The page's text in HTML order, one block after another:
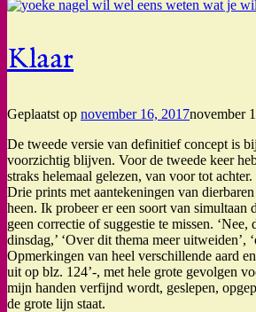
Klaar
Geplaatst op november 16, 2017november
De tweede versie van definitief concept is
voorzichtig blijven. Voor de tweede keer
straks helemaal gelezen, van voor tot
Drie prints met aantekeningen van
heen. Ik probeer er een soort van simultaan
geen correctie of suggestie te missen. ‘Nee,
dinsdag,’ ‘Over dit thema meer uitweiden’,
Opmerkingen van heel verschillende aard
uit op blz. 124’-, met hele grote gevolgen
mijn handen verfijnd wordt, geslepen,
de grote lijn staat.